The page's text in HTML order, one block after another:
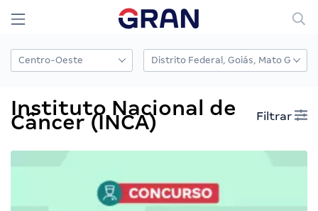
Instituto Nacional de
Câncer (INCA) Filtrar